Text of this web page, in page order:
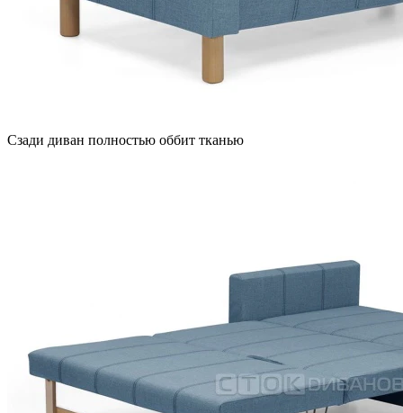
Сзади диван полностью оббит тканью